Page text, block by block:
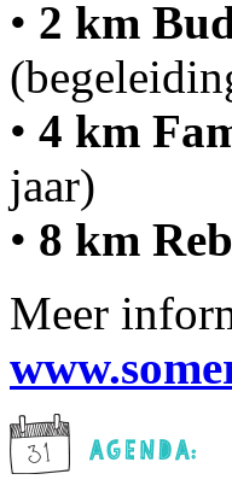
• 2 km
• 4 km
jaar)
• 8 km
Meer